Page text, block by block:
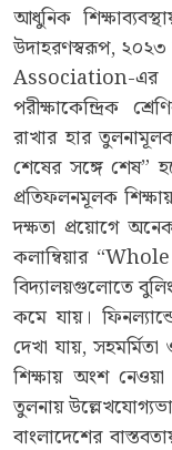
আধুনিক
উদাহরণস্বরূপ,
Association-এর
পরীক্ষাকেন্দ্রিক
রাখার হার
শেষের সঙ্গে শেষ”
প্রতিফলনমূলক
দক্ষতা প্রয়োগে
কলাম্বিয়ার
বিদ্যালয়গুলোতে
কমে যায়।
দেখা যায়,
শিক্ষায় অংশ নেওয়া
তুলনায়
বাংলাদেশের